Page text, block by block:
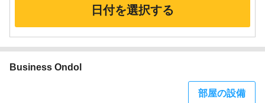
日付を選択する
Business Ondol
部屋の設備